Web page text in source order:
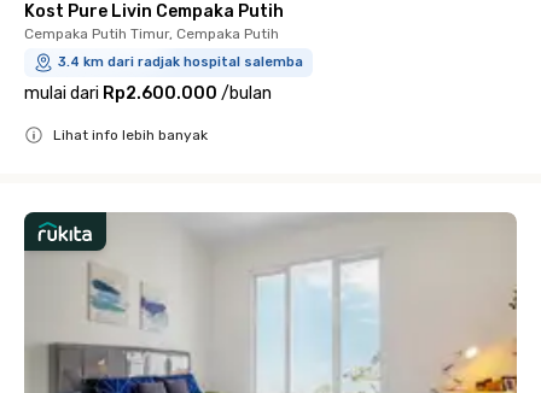
Kost Pure Livin Cempaka Putih
Cempaka Putih Timur, Cempaka Putih
3.4 km dari radjak hospital salemba
mulai dari Rp2.600.000 /bulan
Lihat info lebih banyak